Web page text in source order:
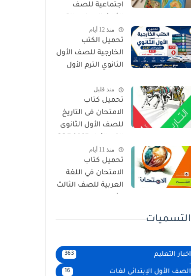
اجتماعية للصف
الأول 2027 PDF
منذ 12 أيام
تحميل الكتب
الخارجية للصف الأول
الثانوي الترم الأول
المواد المنهج
الجديد)
منذ قليل
تحميل كتاب
الامتحان فى التاريخ
للصف الأول الثانوى
النسخة الجديدة
منذ 11 أيام
تحميل كتاب
الامتحان في اللغة
العربية للصف الثالث
التسميات
اخبار التعليم 363
الصف الأول الإبتدائى لغات 16